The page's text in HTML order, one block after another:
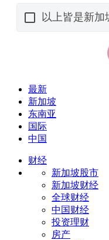
最新
新加坡
东南亚
国际
中国
财经
新加坡股市
新加坡财经
全球财经
中国财经
投资理财
房产